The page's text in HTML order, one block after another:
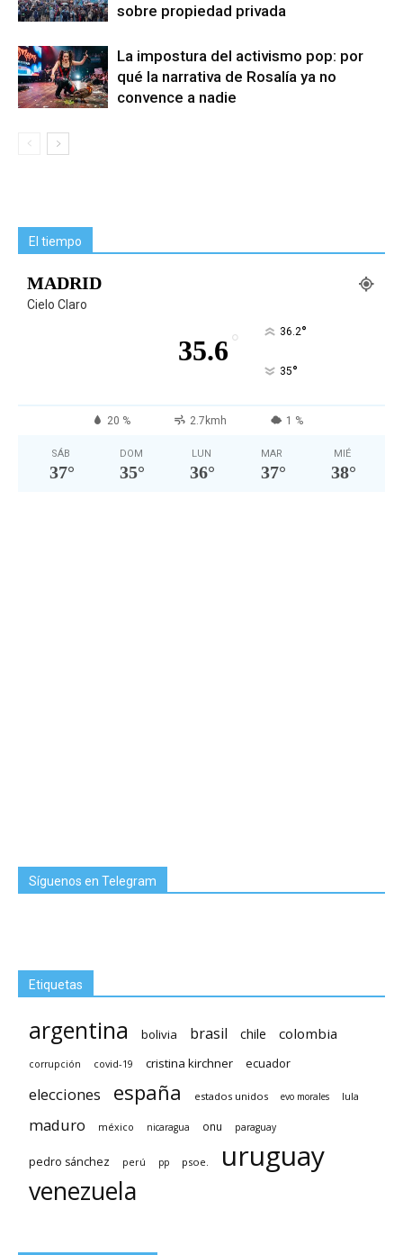
sobre propiedad privada
La impostura del activismo pop: por
qué la narrativa de Rosalía ya no
convence a nadie
El tiempo
MADRID
Cielo Claro
35.6 ° 36.2°
35°
20 % 2.7kmh 1 %
SÁB
37°
DOM
35°
LUN
36°
MAR
37°
MIÉ
38°
Síguenos en Telegram
Etiquetas
argentina bolivia brasil chile colombia
corrupción covid-19 cristina kirchner ecuador
elecciones españa estados unidos evo morales lula
maduro méxico nicaragua onu paraguay
pedro sánchez perú pp psoe. uruguay
venezuela